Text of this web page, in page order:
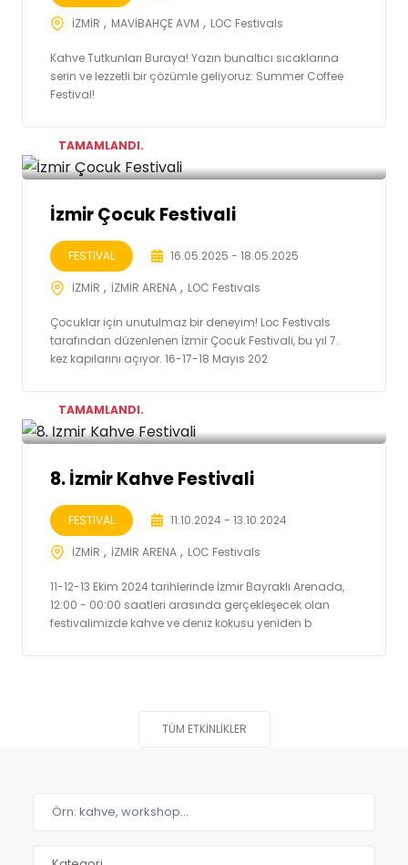
İZMİR MAVİBAHÇE AVM LOC Festivals
Kahve Tutkunları Buraya! Yazın bunaltıcı sıcaklarına
serin ve lezzetli bir çözümle geliyoruz: Summer Coffee
Festival!
TAMAMLANDI.
İzmir Çocuk Festivali
FESTİVAL 16.05.2025 - 18.05.2025
İZMİR İZMİR ARENA LOC Festivals
Çocuklar için unutulmaz bir deneyim! Loc Festivals
tarafından düzenlenen İzmir Çocuk Festivali, bu yıl 7.
kez kapılarını açıyor. 16-17-18 Mayıs 202
TAMAMLANDI.
8. İzmir Kahve Festivali
FESTİVAL 11.10.2024 - 13.10.2024
İZMİR İZMİR ARENA LOC Festivals
11-12-13 Ekim 2024 tarihlerinde İzmir Bayraklı Arenada,
12:00 - 00:00 saatleri arasında gerçekleşecek olan
festivalimizde kahve ve deniz kokusu yeniden b
TÜM ETKINLIKLER